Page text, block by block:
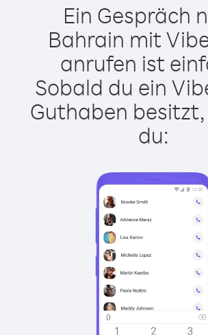
Ein Gespräch
Bahrain mit
anrufen ist
Sobald du ein
Guthaben
du: